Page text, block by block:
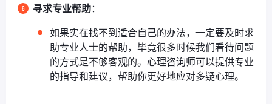
寻求专业帮助：
如果实在找不到适合自己的办法，一定要及时求
助专业人士的帮助，毕竟很多时候我们看待问题
的方式是不够客观的。心理咨询师可以提供专业
的指导和建议，帮助你更好地应对多疑心理。